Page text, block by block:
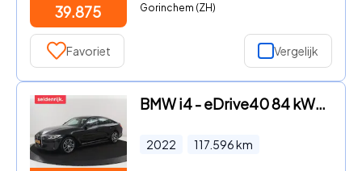
39.875 Gorinchem (ZH)
Favoriet Vergelijk
BMW i4 - eDrive40 84 kWh | SOH 93, 8% | Camera | Adaptive cruise | Cl
2022 117.596km